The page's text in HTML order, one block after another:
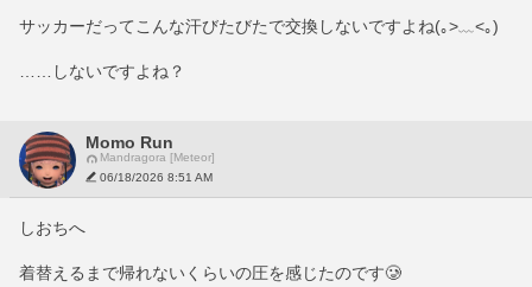
サッカーだってこんな汗びたびたで交換しないですよね(｡>﹏<｡)
……しないですよね？
Momo Run
Mandragora [Meteor]
06/18/2026 8:51 AM
しおちへ
着替えるまで帰れないくらいの圧を感じたのです🥲